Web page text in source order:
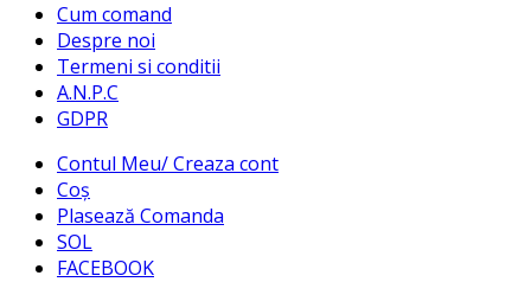
Cum comand
Despre noi
Termeni si conditii
A.N.P.C
GDPR
Contul Meu/ Creaza cont
Coș
Plasează Comanda
SOL
FACEBOOK